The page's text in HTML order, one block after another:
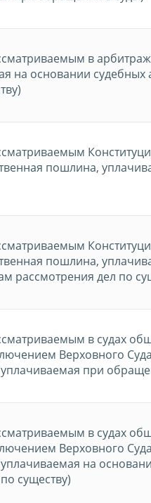
в
на основании судебных
пошлина,
пошлина,
рассмотрения дел по
в судах
Верховного
при
в судах
Верховного
на
существу)